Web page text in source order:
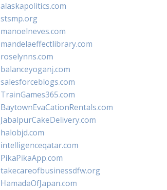
alaskapolitics.com
stsmp.org
manoelneves.com
mandelaeffectlibrary.com
roselynns.com
balanceyoganj.com
salesforceblogs.com
TrainGames365.com
BaytownEvaCationRentals.com
JabalpurCakeDelivery.com
halobjd.com
intelligenceqatar.com
PikaPikaApp.com
takecareofbusinessdfw.org
HamadaOfJapan.com